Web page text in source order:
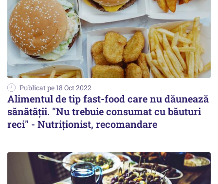
Publicat pe 18 Oct 2022
Alimentul de tip fast-food care nu dăunează
sănătății. "Nu trebuie consumat cu băuturi
reci" - Nutriționist, recomandare